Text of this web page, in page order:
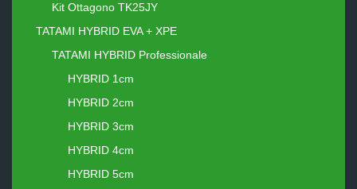
Kit Ottagono TK25JY
TATAMI HYBRID EVA + XPE
TATAMI HYBRID Professionale
HYBRID 1cm
HYBRID 2cm
HYBRID 3cm
HYBRID 4cm
HYBRID 5cm